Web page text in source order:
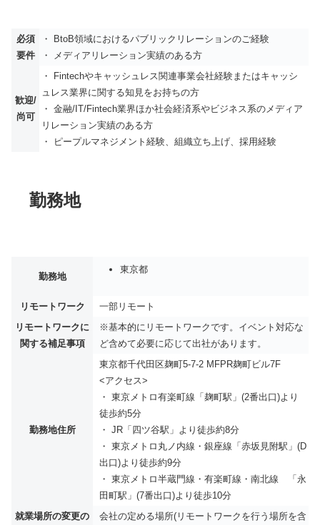
必須
要件
・ BtoB領域におけるパブリックリレーションのご経験
・ メディアリレーション実績のある方
歓迎/
尚可
・ Fintechやキャッシュレス関連事業会社経験またはキャッシ
ュレス業界に関する知見をお持ちの方
・ 金融/IT/Fintech業界ほか社会経済系やビジネス系のメディア
リレーション実績のある方
・ ピープルマネジメント経験、組織立ち上げ、採用経験
勤務地
勤務地
東京都
リモートワーク
一部リモート
リモートワークに
関する補足事項
※基本的にリモートワークです。イベント対応な
ど含めて必要に応じて出社があります。
勤務地住所
東京都千代田区麹町5-7-2 MFPR麹町ビル7F
<アクセス>
・ 東京メトロ有楽町線「麹町駅」(2番出口)より
徒歩約5分
・ JR「四ツ谷駅」より徒歩約8分
・ 東京メトロ丸ノ内線・銀座線「赤坂見附駅」(D
出口)より徒歩約9分
・ 東京メトロ半蔵門線・有楽町線・南北線 「永
田町駅」(7番出口)より徒歩10分
就業場所の変更の
会社の定める場所(リモートワークを行う場所を含